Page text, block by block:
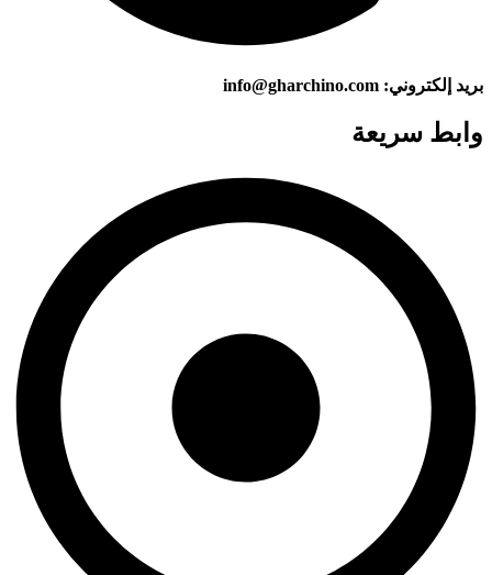
بريد إلكتروني: info@gharchino.com
وابط سريعة